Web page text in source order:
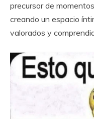
precursor de
creando un espacio
valorados y